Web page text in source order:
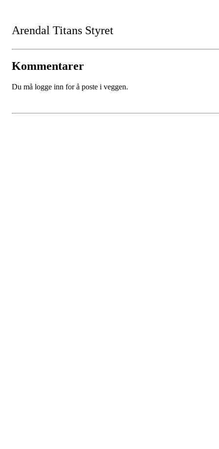
Arendal Titans Styret
Kommentarer
Du må logge inn for å poste i veggen.